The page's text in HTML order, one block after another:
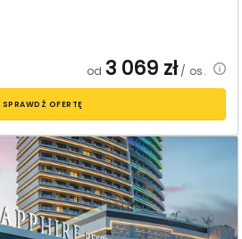
od 3 069 zł/ os.
SPRAWDŹ OFERTĘ